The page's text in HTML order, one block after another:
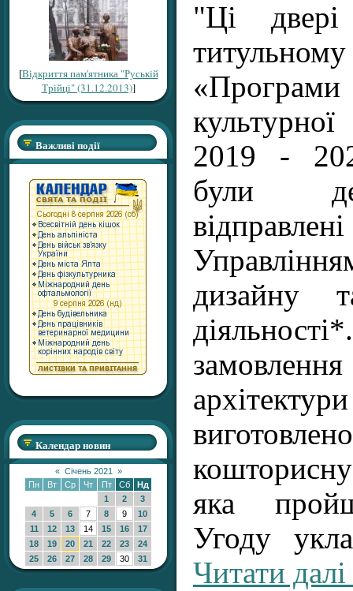
[Відкриття пам'ятника "Руській
Трійці" (31.12.2013)]
Важливі події
Календар новин
« Січень 2021
»
Пн
Вт Ср Чт Пт Сб
Нд
1
2
3
4
5 6 7 8 9
10
11
12 13 14 15 16
17
18
19 20 21 22 23
24
25
26 27 28 29 30 31
"Ці двері
2019 -
були
дизайну
яка
Угоду
Читати